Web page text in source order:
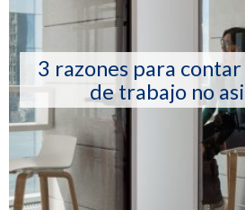
3 razones para
de trabajo no